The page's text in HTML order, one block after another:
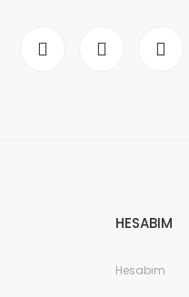
HESABIM
Hesabım